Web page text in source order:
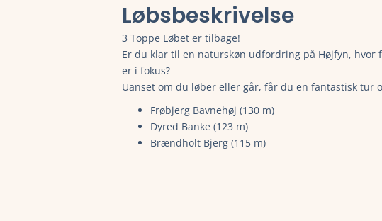
Løbsbeskrivelse
3 Toppe Løbet er tilbage!
Er du klar til en naturskøn udfordring på Højfyn, hvor
er i fokus?
Uanset om du løber eller går, får du en fantastisk tur
Frøbjerg Bavnehøj (130 m)
Dyred Banke (123 m)
Brændholt Bjerg (115 m)